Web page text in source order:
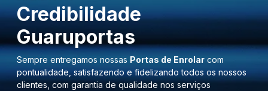
Credibilidade
Guaruportas
Sempre entregamos nossas Portas de Enrolar com
pontualidade, satisfazendo e fidelizando todos os nossos
clientes, com garantia de qualidade nos serviços